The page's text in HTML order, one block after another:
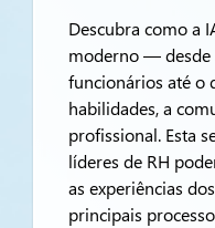
Descubra como a
moderno — desde
funcionários até o
habilidades, a
profissional. Esta
líderes de RH
as experiências
principais